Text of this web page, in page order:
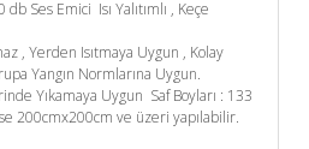
Ses Emici Isı Yalıtımlı , Keçe
, Yerden Isıtmaya Uygun , Kolay
Yangın Normlarına Uygun.
Yıkamaya Uygun Saf Boyları : 133
200cmx200cm ve üzeri yapılabilir.